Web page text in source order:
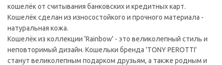
кошелёк от считывания банковских и кредитных карт.
Кошелёк сделан из износостойкого и прочного материала -
натуральная кожа.
Кошелёк из коллекции 'Rainbow' - это великолепный стиль и
неповторимый дизайн. Кошельки бренда 'TONY PEROTTI'
станут великолепным подарком друзьям, а также родным и